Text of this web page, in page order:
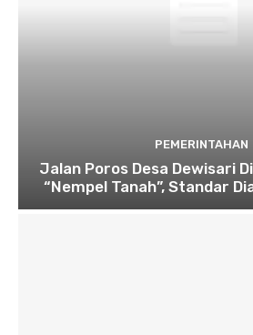
PEMERINTAHAN
Jalan Poros Desa Dewisari
“Nempel Tanah”, Standar